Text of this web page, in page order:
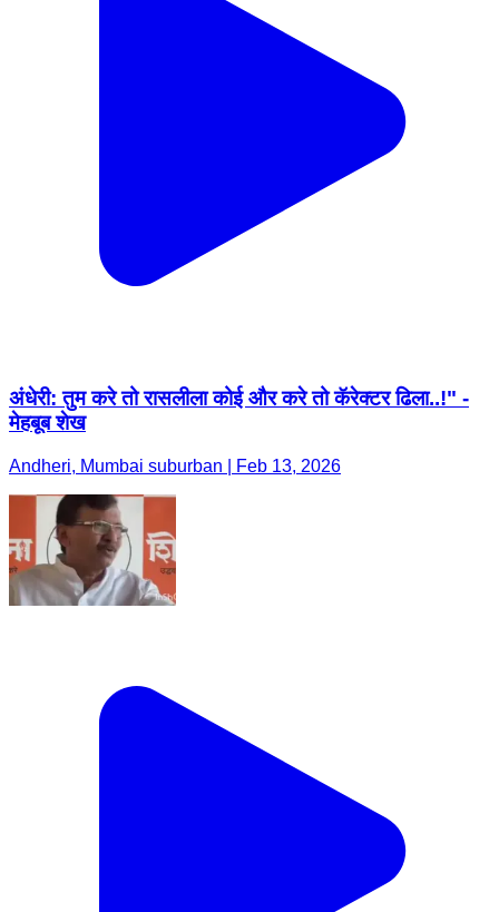
अंधेरी: तुम करे तो रासलीला कोई और करे तो कॅरेक्टर ढिला..!" -
मेहबूब शेख
Andheri, Mumbai suburban | Feb 13, 2026